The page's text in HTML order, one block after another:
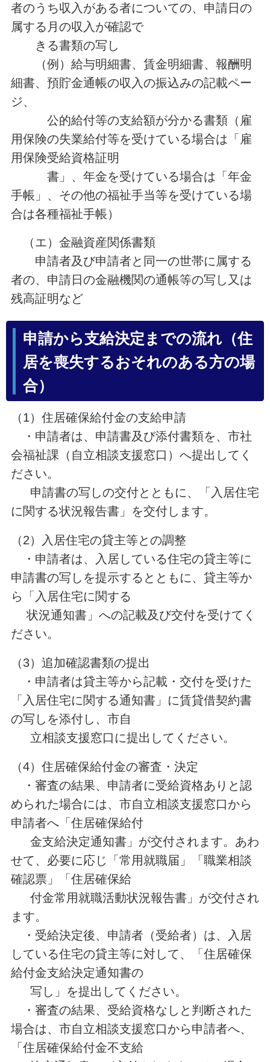
者のうち収入がある者についての、申請日の
属する月の収入が確認で
きる書類の写し
（例）給与明細書、賃金明細書、報酬明
細書、預貯金通帳の収入の振込みの記載ペー
ジ、
公的給付等の支給額が分かる書類（雇
用保険の失業給付等を受けている場合は「雇
用保険受給資格証明
書」、年金を受けている場合は「年金
手帳」、その他の福祉手当等を受けている場
合は各種福祉手帳）
（エ）金融資産関係書類
申請者及び申請者と同一の世帯に属する
者の、申請日の金融機関の通帳等の写し又は
残高証明など
申請から支給決定までの流れ（住
居を喪失するおそれのある方の場
合）
（1）住居確保給付金の支給申請
・申請者は、申請書及び添付書類を、市社
会福祉課（自立相談支援窓口）へ提出してく
ださい。
申請書の写しの交付とともに、「入居住宅
に関する状況報告書」を交付します。
（2）入居住宅の貸主等との調整
・申請者は、入居している住宅の貸主等に
申請書の写しを提示するとともに、貸主等か
ら「入居住宅に関する
状況通知書」への記載及び交付を受けてく
ださい。
（3）追加確認書類の提出
・申請者は貸主等から記載・交付を受けた
「入居住宅に関する通知書」に賃貸借契約書
の写しを添付し、市自
立相談支援窓口に提出してください。
（4）住居確保給付金の審査・決定
・審査の結果、申請者に受給資格ありと認
められた場合には、市自立相談支援窓口から
申請者へ「住居確保給付
金支給決定通知書」が交付されます。あわ
せて、必要に応じ「常用就職届」「職業相談
確認票」「住居確保給
付金常用就職活動状況報告書」が交付され
ます。
・受給決定後、申請者（受給者）は、入居
している住宅の貸主等に対して、「住居確保
給付金支給決定通知書の
写し」を提出してください。
・審査の結果、受給資格なしと判断された
場合は、市自立相談支援窓口から申請者へ、
「住居確保給付金不支給